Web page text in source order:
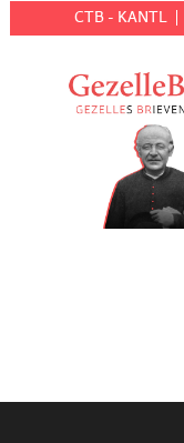
CTB - KANTL